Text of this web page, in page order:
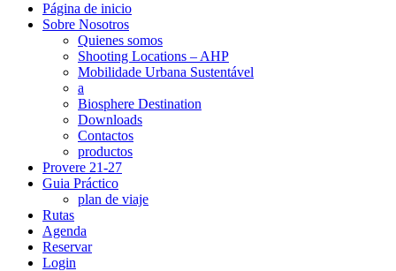
Página de inicio
Sobre Nosotros
Quienes somos
Shooting Locations – AHP
Mobilidade Urbana Sustentável
a
Biosphere Destination
Downloads
Contactos
productos
Provere 21-27
Guia Práctico
plan de viaje
Rutas
Agenda
Reservar
Login